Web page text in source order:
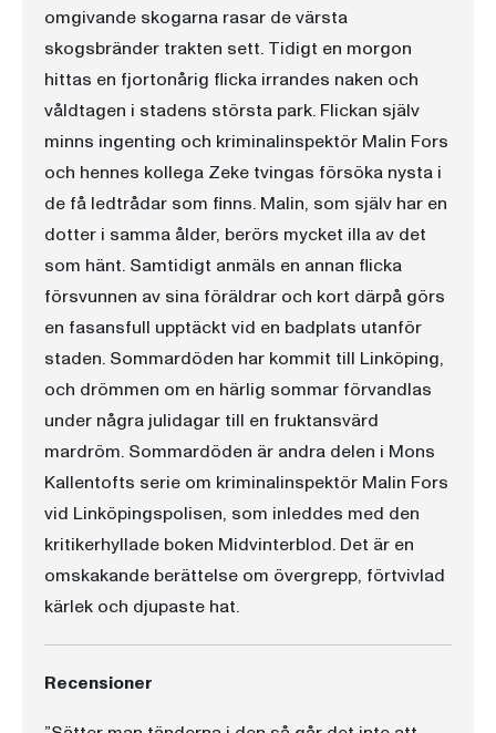
omgivande skogarna rasar de värsta
skogsbränder trakten sett. Tidigt en morgon
hittas en fjortonårig flicka irrandes naken och
våldtagen i stadens största park. Flickan själv
minns ingenting och kriminalinspektör Malin Fors
och hennes kollega Zeke tvingas försöka nysta i
de få ledtrådar som finns. Malin, som själv har en
dotter i samma ålder, berörs mycket illa av det
som hänt. Samtidigt anmäls en annan flicka
försvunnen av sina föräldrar och kort därpå görs
en fasansfull upptäckt vid en badplats utanför
staden. Sommardöden har kommit till Linköping,
och drömmen om en härlig sommar förvandlas
under några julidagar till en fruktansvärd
mardröm. Sommardöden är andra delen i Mons
Kallentofts serie om kriminalinspektör Malin Fors
vid Linköpingspolisen, som inleddes med den
kritikerhyllade boken Midvinterblod. Det är en
omskakande berättelse om övergrepp, förtvivlad
kärlek och djupaste hat.
Recensioner